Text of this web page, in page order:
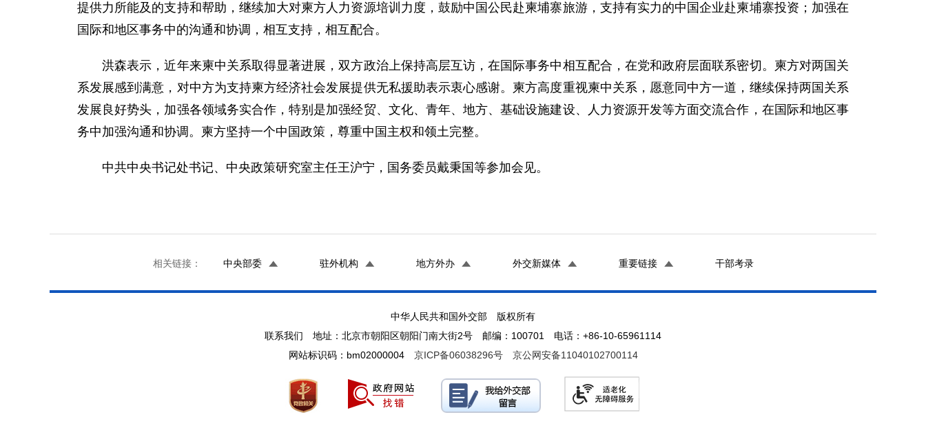
提供力所能及的支持和帮助，继续加大对柬方人力资源培训力度，鼓励中国公民赴柬埔寨旅游，支持有实力的中国企业赴柬埔寨投资；加强在
国际和地区事务中的沟通和协调，相互支持，相互配合。
洪森表示，近年来柬中关系取得显著进展，双方政治上保持高层互访，在国际事务中相互配合，在党和政府层面联系密切。柬方对两国关
系发展感到满意，对中方为支持柬方经济社会发展提供无私援助表示衷心感谢。柬方高度重视柬中关系，愿意同中方一道，继续保持两国关系
发展良好势头，加强各领域务实合作，特别是加强经贸、文化、青年、地方、基础设施建设、人力资源开发等方面交流合作，在国际和地区事
务中加强沟通和协调。柬方坚持一个中国政策，尊重中国主权和领土完整。
中共中央书记处书记、中央政策研究室主任王沪宁，国务委员戴秉国等参加会见。
相关链接： 中央部委 驻外机构 地方外办 外交新媒体 重要链接 干部考录
中华人民共和国外交部 版权所有
联系我们 地址：北京市朝阳区朝阳门南大街2号 邮编：100701 电话：+86-10-65961114
网站标识码：bm02000004 京ICP备06038296号 京公网安备11040102700114